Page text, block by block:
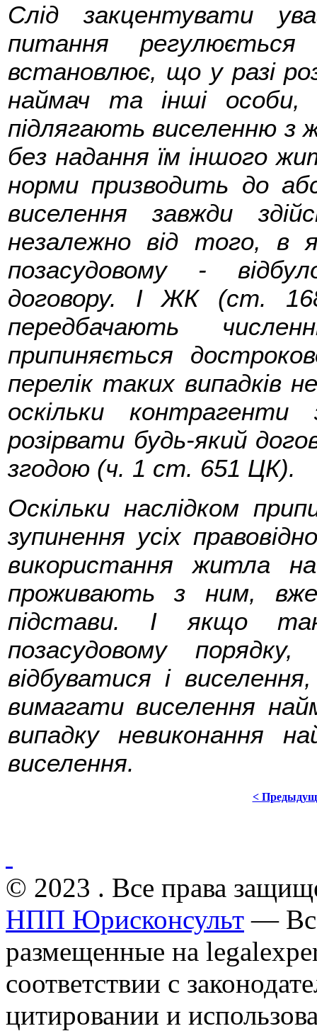
Слід закцентувати
питання
встановлює, що у разі
наймач та інші особи,
підлягають виселенню з
без надання їм іншого
норми призводить до
виселення завжди
незалежно від того, в
позасудовому -
договору. І ЖК (ст.
передбачають
припиняється
перелік таких випадків
оскільки
розірвати будь-який
згодою (ч. 1 ст. 651 ЦК).
Оскільки наслідком
зупинення усіх
використання житла
проживають з ним,
підстави. І якщо
позасудовому
відбуватися і
вимагати виселення
випадку невиконання
виселення.
<
© 2023 . Все права
НПП Юрисконсульт —
размещенные на
соответствии с
цитировании и